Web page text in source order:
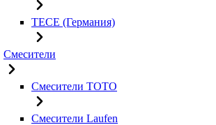
TECE (Германия)
Смесители
Смесители TOTO
Смесители Laufen